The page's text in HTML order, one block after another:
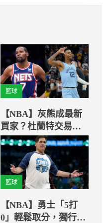
籃球
【NBA】灰熊成最新
買家？杜蘭特交易案
又傳新消息
籃球
【NBA】勇士「5打
0」輕鬆取分，獨行俠